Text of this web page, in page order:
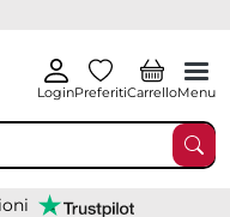
LoginPreferitiCarrelloMenu